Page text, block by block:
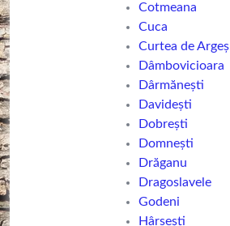
Cotmeana
Cuca
Curtea de Argeş
Dâmbovicioara
Dârmănești
Davidești
Dobrești
Domnești
Drăganu
Dragoslavele
Godeni
Hârsești